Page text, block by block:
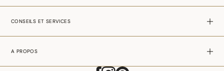
CONSEILS ET SERVICES
A PROPOS